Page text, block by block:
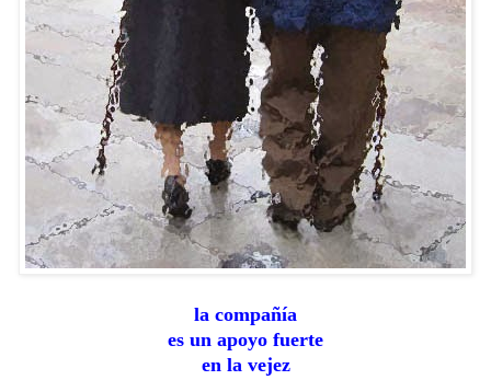
la compañía
es un apoyo fuerte
en la vejez